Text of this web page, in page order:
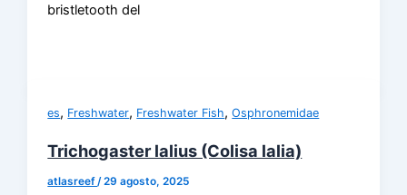
bristletooth del
es, Freshwater, Freshwater Fish,Osphronemidae
Trichogaster lalius (Colisa lalia)
atlasreef/29 agosto, 2025